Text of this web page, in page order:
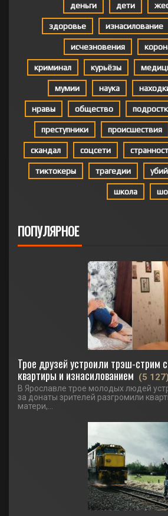
деньги дети
здоровье изнасилование
исчезновения
криминал курьёзы
мумии наука
нравы общество
преступники происшествия
скандал соцсети
тиктокеры трагедии
школа
ПОПУЛЯРНОЕ
Трое друзей устроили трэш-стрим
квартиры и изнасилованием (5 127)
В Ярославле трое молодых людей
за донаты зрителей разгромили
матери,...